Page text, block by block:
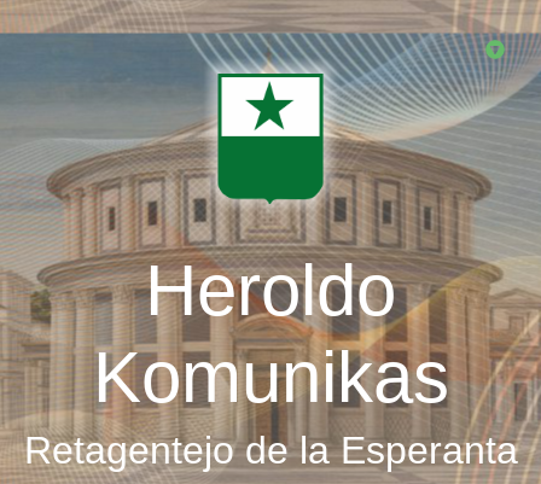
Skip
Heroldo
Komunikas
Retagentejo de la Esperanta